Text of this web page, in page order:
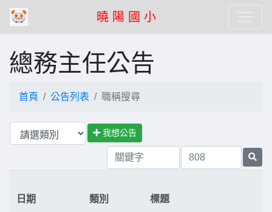
曉 陽 國 小
總務主任公告
首頁 公告列表 職稱搜尋
我想公告
日期 類別 標題